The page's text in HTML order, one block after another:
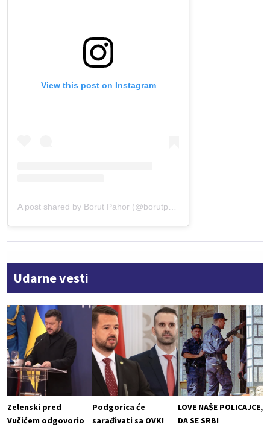
View this post on Instagram
A post shared by Borut Pahor (@borutpahor)
Udarne vesti
Zelenski pred
Vučićem odgovorio
Podgorica će
sarađivati sa OVK!
LOVE NAŠE POLICAJCE,
DA SE SRBI